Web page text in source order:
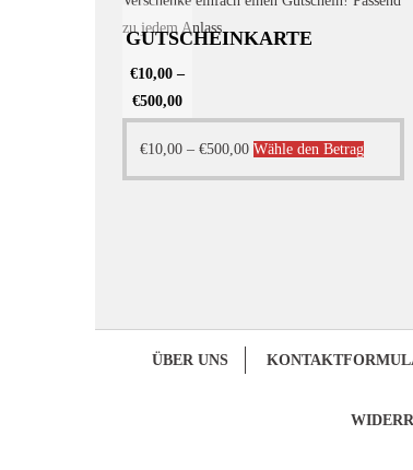
zu jedem Anlass.
GUTSCHEINKARTE
€10,00 –
€500,00
€10,00 – €500,00 Wähle den BetragDieses
Produkt
können
der
ÜBER UNS